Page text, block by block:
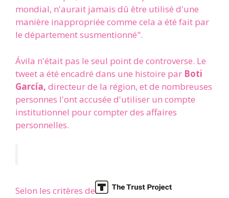
mondial, n'aurait jamais dû être utilisé d'une
manière inappropriée comme cela a été fait par
le département susmentionné".
Ávila n'était pas le seul point de controverse. Le
tweet a été encadré dans une histoire par Boti
García, directeur de la région, et de nombreuses
personnes l'ont accusée d'utiliser un compte
institutionnel pour compter des affaires
personnelles.
Selon les critères de